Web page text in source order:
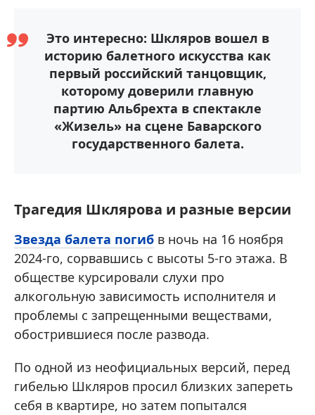
Это интересно: Шкляров вошел в
историю балетного искусства как
первый российский танцовщик,
которому доверили главную
партию Альбрехта в спектакле
«Жизель» на сцене Баварского
государственного балета.
Трагедия Шклярова и разные версии
Звезда балета погиб в ночь на 16 ноября
2024-го, сорвавшись с высоты 5-го этажа. В
обществе курсировали слухи про
алкогольную зависимость исполнителя и
проблемы с запрещенными веществами,
обострившиеся после развода.
По одной из неофициальных версий, перед
гибелью Шкляров просил близких запереть
себя в квартире, но затем попытался